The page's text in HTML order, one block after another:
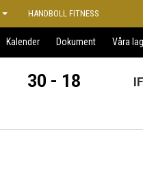
HANDBOLL FITNESS
Kalender Dokument Våra lag
30 - 18